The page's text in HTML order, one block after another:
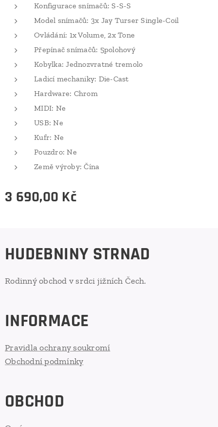
Konfigurace snímačů: S-S-S
Model snímačů: 3x Jay Turser Single-Coil
Ovládání: 1x Volume, 2x Tone
Přepínač snímačů: 5polohový
Kobylka: Jednozvratné tremolo
Ladicí mechaniky: Die-Cast
Hardware: Chrom
MIDI: Ne
USB: Ne
Kufr: Ne
Pouzdro: Ne
Země výroby: Čína
3 690,00 Kč
HUDEBNINY STRNAD
Rodinný obchod v srdci jižních Čech.
INFORMACE
Pravidla ochrany soukromí
Obchodní podmínky
OBCHOD